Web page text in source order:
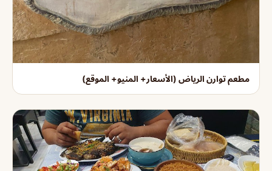
مطعم توارن الرياض (الأسعار+ المنيو+ الموقع)